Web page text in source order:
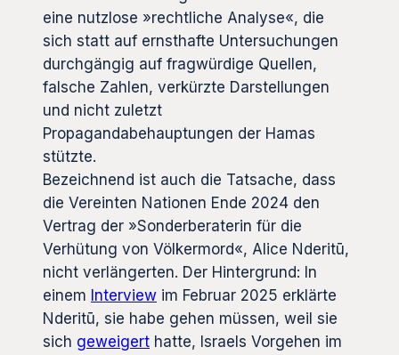
eine nutzlose »rechtliche Analyse«, die
sich statt auf ernsthafte Untersuchungen
durchgängig auf fragwürdige Quellen,
falsche Zahlen, verkürzte Darstellungen
und nicht zuletzt
Propagandabehauptungen der Hamas
stützte.
Bezeichnend ist auch die Tatsache, dass
die Vereinten Nationen Ende 2024 den
Vertrag der »Sonderberaterin für die
Verhütung von Völkermord«, Alice Nderitū,
nicht verlängerten. Der Hintergrund: In
einem Interview im Februar 2025 erklärte
Nderitū, sie habe gehen müssen, weil sie
sich geweigert hatte, Israels Vorgehen im